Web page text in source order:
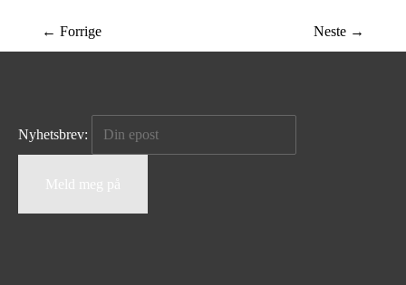
← Forrige Neste →
Nyhetsbrev: